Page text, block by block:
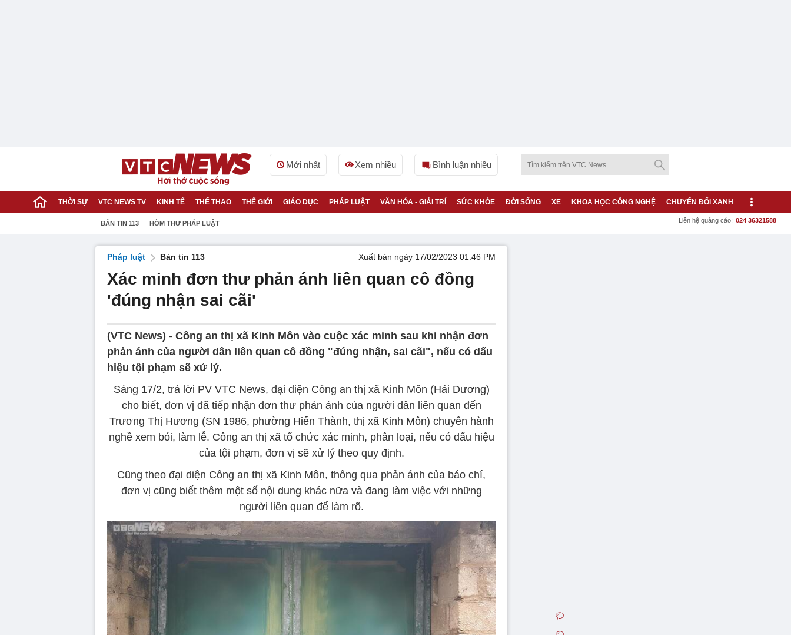
Mới nhất Xem nhiều Bình luận nhiều
THỜI SỰ VTC NEWS TV KINH TẾ THỂ THAO THẾ GIỚI GIÁO DỤC PHÁP LUẬT VĂN HÓA - GIẢI TRÍ SỨC KHỎE ĐỜI SỐNG XE KHOA HỌC CÔNG NGHỆ CHUYỂN ĐỔI XANH
BẢN TIN 113 HÒM THƯ PHÁP LUẬT Liên hệ quảng cáo: 024 36321588
Pháp luật Bản tin 113 Xuất bản ngày 17/02/2023 01:46 PM
Xác minh đơn thư phản ánh liên quan cô đồng
'đúng nhận sai cãi'
(VTC News) - Công an thị xã Kinh Môn vào cuộc xác minh sau khi nhận đơn
phản ánh của người dân liên quan cô đồng "đúng nhận, sai cãi", nếu có dấu
hiệu tội phạm sẽ xử lý.
Sáng 17/2, trả lời PV VTC News, đại diện Công an thị xã Kinh Môn (Hải Dương)
cho biết, đơn vị đã tiếp nhận đơn thư phản ánh của người dân liên quan đến
Trương Thị Hương (SN 1986, phường Hiến Thành, thị xã Kinh Môn) chuyên hành
nghề xem bói, làm lễ. Công an thị xã tổ chức xác minh, phân loại, nếu có dấu hiệu
của tội phạm, đơn vị sẽ xử lý theo quy định.
Cũng theo đại diện Công an thị xã Kinh Môn, thông qua phản ánh của báo chí,
đơn vị cũng biết thêm một số nội dung khác nữa và đang làm việc với những
người liên quan để làm rõ.